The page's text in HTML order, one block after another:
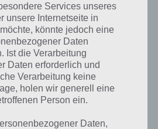
Services unseres
unsere Internetseite in
könnte jedoch eine
Daten
Ist die Verarbeitung
Daten erforderlich und
Verarbeitung keine
holen wir generell eine
Person ein.
Daten,